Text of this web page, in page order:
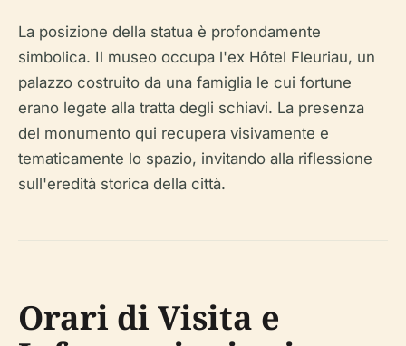
La posizione della statua è profondamente
simbolica. Il museo occupa l'ex Hôtel Fleuriau, un
palazzo costruito da una famiglia le cui fortune
erano legate alla tratta degli schiavi. La presenza
del monumento qui recupera visivamente e
tematicamente lo spazio, invitando alla riflessione
sull'eredità storica della città.
Orari di Visita e